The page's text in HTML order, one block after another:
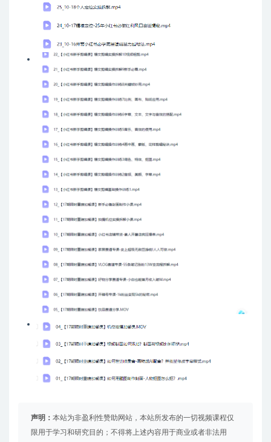
声明： 本站为非盈利性赞助网站，本站所发布的一切视频课程仅
限用于学习和研究目的；不得将上述内容用于商业或者非法用